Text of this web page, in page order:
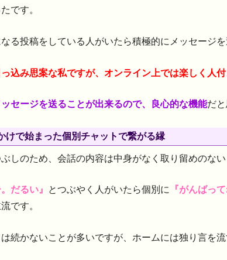
です。
る投稿をしている人がいたら積極的にメッセージを
込み思案な私ですが、オンライン上では楽しく人
セージを送ることが出来るので、良心的な機能だと
けで始まった個別チャットで繋がる縁
しのため、会話の内容は中身がなく取り留めのない
だるい』 とつぶやく人がいたら個別に 『がんばって
です。
続かないことが多いですが、ホームには独り言を